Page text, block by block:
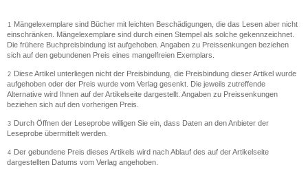
1 Mängelexemplare sind Bücher mit leichten Beschädigungen, die das Lesen aber nicht
einschränken. Mängelexemplare sind durch einen Stempel als solche gekennzeichnet.
Die frühere Buchpreisbindung ist aufgehoben. Angaben zu Preissenkungen beziehen
sich auf den gebundenen Preis eines mangelfreien Exemplars.
2
Diese Artikel unterliegen nicht der Preisbindung, die Preisbindung dieser Artikel wurde
aufgehoben oder der Preis wurde vom Verlag gesenkt. Die jeweils zutreffende
Alternative wird Ihnen auf der Artikelseite dargestellt. Angaben zu Preissenkungen
beziehen sich auf den vorherigen Preis.
3
Durch Öffnen der Leseprobe willigen Sie ein, dass Daten an den Anbieter der
Leseprobe übermittelt werden.
4
Der gebundene Preis dieses Artikels wird nach Ablauf des auf der Artikelseite
dargestellten Datums vom Verlag angehoben.